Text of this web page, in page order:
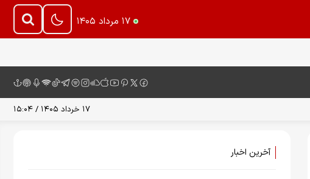
۱۷ مرداد ۱۴۰۵
۱۷ خرداد ۱۴۰۵ / ۱۵:۰۴
آخرین اخبار